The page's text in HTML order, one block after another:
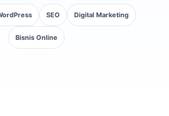
SEO Digital Marketing
Bisnis Online